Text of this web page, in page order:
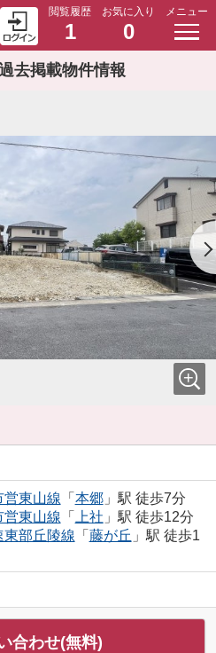
閲覧履歴
1
お気に入り
0
メニュー
去掲載物件情報
営東山線 「 本郷」駅 徒歩7分
営東山線 「 上社 」駅 徒歩12分
東部丘陵線 「 藤が丘 」駅 徒歩1
合わせ(無料)